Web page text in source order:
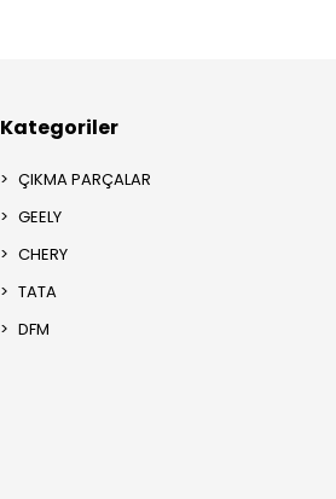
Kategoriler
ÇIKMA PARÇALAR
GEELY
CHERY
TATA
DFM